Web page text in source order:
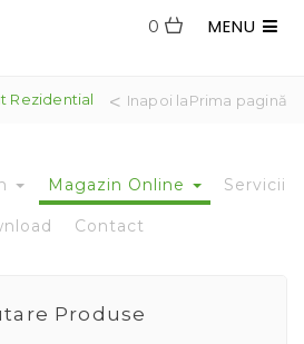
MENU
0
Rezidential Inapoi laPrima pagină
Magazin Online Servicii
Contact
Produse